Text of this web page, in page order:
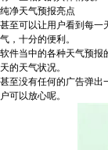
纯净天气预报亮点
甚至可以让用户看到每一
气，十分的便利。
软件当中的各种天气预报
天的天气状况。
甚至没有任何的广告弹出
户可以放心呢。